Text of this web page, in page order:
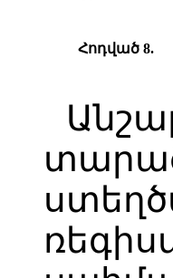
Հոդված 8.